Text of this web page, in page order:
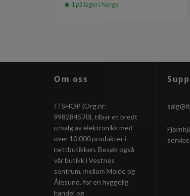
1 på lager i Norge
Om oss
ITSHOP (Org.nr:
998284570), tilbyr et bredt
utvalg av elektronikk med
over 10 000 produkter i
nettbutikken. Besøk også
vår butikk i Vestnes
sentrum, mellom Molde og
Ålesund, for en hyggelig
handel og